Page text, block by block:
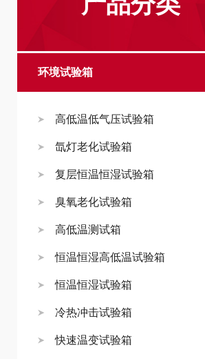
环境试验箱
高低温低气压试验箱
氙灯老化试验箱
复层恒温恒湿试验箱
臭氧老化试验箱
高低温测试箱
恒温恒湿高低温试验箱
恒温恒湿试验箱
冷热冲击试验箱
快速温变试验箱